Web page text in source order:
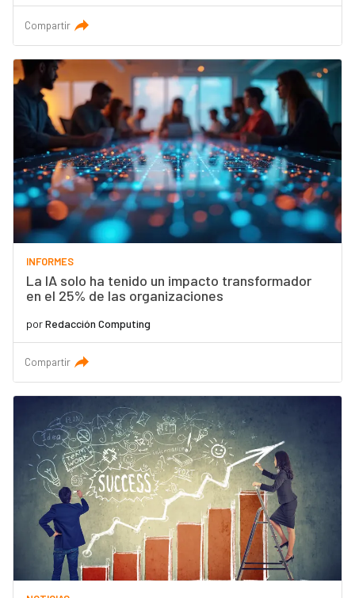
Compartir
INFORMES
La IA solo ha tenido un impacto transformador
en el 25% de las organizaciones
porRedacción Computing
Compartir